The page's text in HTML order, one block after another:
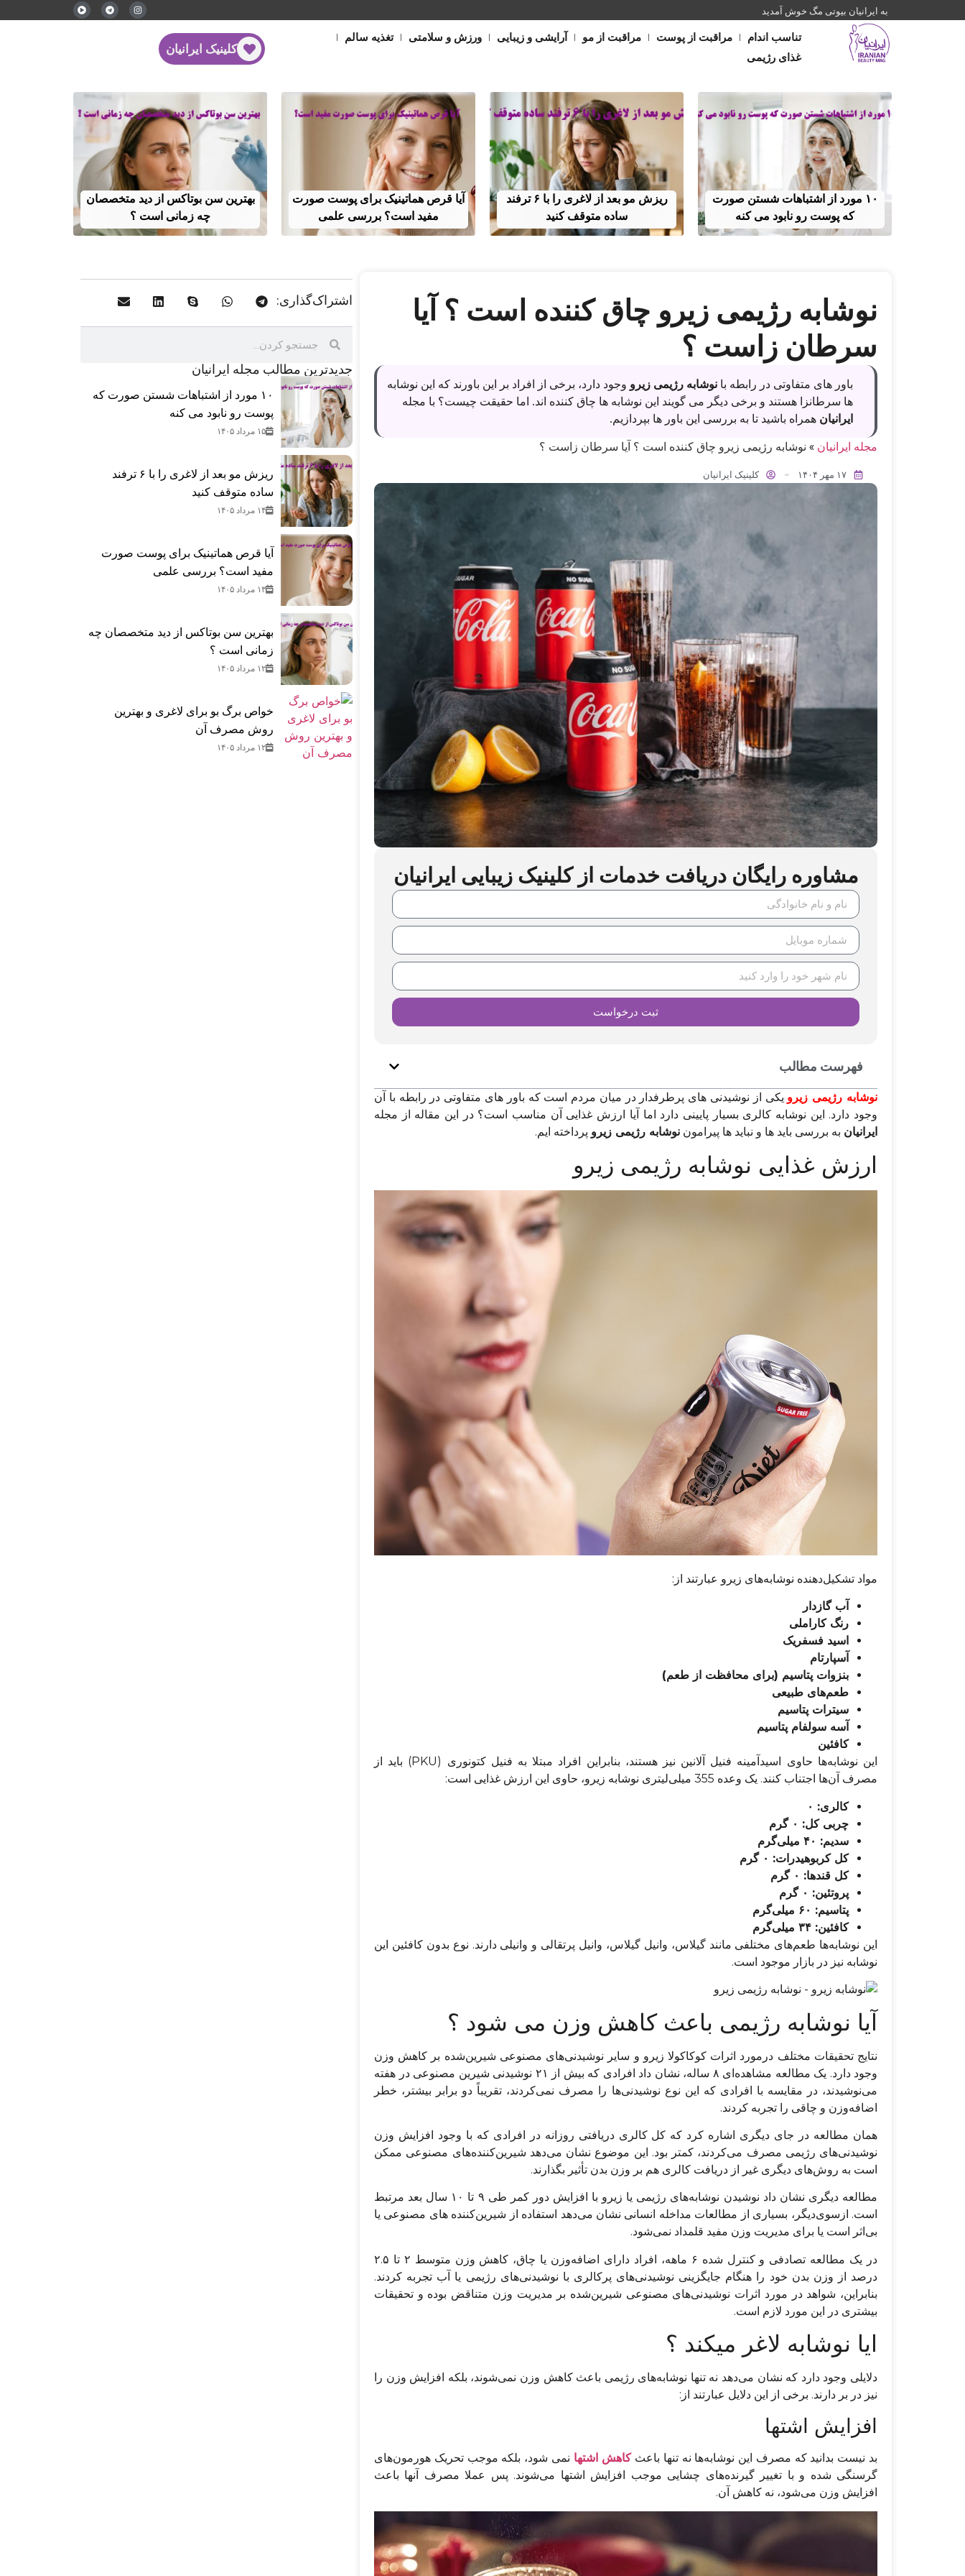
به ایرانیان بیوتی مگ خوش آمدید
تناسب اندام مراقبت از پوست مراقبت از مو آرایشی و زیبایی ورزش و سلامتی
تغذیه سالم
غذای رژیمی
کلینیک ایرانیان
۱۰ مورد از اشتباهات شستن صورت
که پوست رو نابود می کنه
ریزش مو بعد از لاغری را با ۶ ترفند
ساده متوقف کنید
آیا قرص هماتینیک برای پوست صورت
مفید است؟ بررسی علمی
بهترین سن بوتاکس از دید متخصصان
چه زمانی است ؟
نوشابه رژیمی زیرو چاق کننده است ؟ آیا
سرطان زاست ؟
باور های متفاوتی در رابطه با نوشابه رژیمی زیرو وجود دارد، برخی از افراد بر این باورند که این نوشابه
ها سرطانزا هستند و برخی دیگر می گویند این نوشابه ها چاق کننده اند. اما حقیقت چیست؟ با مجله
ایرانیان همراه باشید تا به بررسی این باور ها بپردازیم.
مجله ایرانیان » نوشابه رژیمی زیرو چاق کننده است ؟ آیا سرطان زاست ؟
۱۷ مهر ۱۴۰۴ کلینیک ایرانیان
مشاوره رایگان دریافت خدمات از کلینیک زیبایی ایرانیان
ثبت درخواست
فهرست مطالب
نوشابه رژیمی زیرو یکی از نوشیدنی های پرطرفدار در میان مردم است که باور های متفاوتی در رابطه با آن
وجود دارد. این نوشابه کالری بسیار پایینی دارد اما آیا ارزش غذایی آن مناسب است؟ در این مقاله از مجله
ایرانیان به بررسی باید ها و نباید ها پیرامون نوشابه رژیمی زیرو پرداخته ایم.
ارزش غذایی نوشابه رژیمی زیرو
مواد تشکیل‌دهنده نوشابه‌های زیرو عبارتند از:
آب گازدار
رنگ کاراملی
اسید فسفریک
آسپارتام
بنزوات پتاسیم (برای محافظت از طعم)
طعم‌های طبیعی
سیترات پتاسیم
آسه سولفام پتاسیم
کافئین
این نوشابه‌ها حاوی اسیدآمینه فنیل آلانین نیز هستند، بنابراین افراد مبتلا به فنیل کتونوری (PKU) باید از
مصرف آن‌ها اجتناب کنند. یک وعده 355 میلی‌لیتری نوشابه زیرو، حاوی این ارزش غذایی است:
کالری: ۰
چربی کل: ۰ گرم
سدیم: ۴۰ میلی‌گرم
کل کربوهیدرات: ۰ گرم
کل قندها: ۰ گرم
پروتئین: ۰ گرم
پتاسیم: ۶۰ میلی‌گرم
کافئین: ۳۴ میلی‌گرم
این نوشابه‌ها طعم‌های مختلفی مانند گیلاس، وانیل گیلاس، وانیل پرتقالی و وانیلی دارند. نوع بدون کافئین این
نوشابه نیز در بازار موجود است.
آیا نوشابه رژیمی باعث کاهش وزن می‌ شود ؟
نتایج تحقیقات مختلف درمورد اثرات کوکاکولا زیرو و سایر نوشیدنی‌های مصنوعی شیرین‌شده بر کاهش وزن
وجود دارد. یک مطالعه مشاهده‌ای ۸ ساله، نشان داد افرادی که بیش از ۲۱ نوشیدنی شیرین مصنوعی در هفته
می‌نوشیدند، در مقایسه با افرادی که این نوع نوشیدنی‌ها را مصرف نمی‌کردند، تقریباً دو برابر بیشتر، خطر
اضافه‌وزن و چاقی را تجربه کردند.
همان مطالعه در جای دیگری اشاره کرد که کل کالری دریافتی روزانه در افرادی که با وجود افزایش وزن
نوشیدنی‌های رژیمی مصرف می‌کردند، کمتر بود. این موضوع نشان می‌دهد شیرین‌کننده‌های مصنوعی ممکن
است به روش‌های دیگری غیر از دریافت کالری هم بر وزن بدن تأثیر بگذارند.
مطالعه دیگری نشان داد نوشیدن نوشابه‌های رژیمی یا زیرو با افزایش دور کمر طی ۹ تا ۱۰ سال بعد مرتبط
است. ازسوی‌دیگر، بسیاری از مطالعات مداخله انسانی نشان می‌دهد استفاده از شیرین‌کننده های مصنوعی یا
بی‌اثر است یا برای مدیریت وزن مفید قلمداد نمی‌شود.
در یک مطالعه تصادفی و کنترل شده ۶ ماهه، افراد دارای اضافه‌وزن یا چاق، کاهش وزن متوسط ​​۲ تا ۲.۵
درصد از وزن بدن خود را هنگام جایگزینی نوشیدنی‌های پرکالری با نوشیدنی‌های رژیمی یا آب تجربه کردند.
بنابراین، شواهد در مورد اثرات نوشیدنی‌های مصنوعی شیرین‌شده بر مدیریت وزن متناقض بوده و تحقیقات
بیشتری در این مورد لازم است.
ایا نوشابه لاغر میکند ؟
دلایلی وجود دارد که نشان می‌دهد نه تنها نوشابه‌های رژیمی باعث کاهش وزن نمی‌شوند، بلکه افزایش وزن را
نیز در بر دارند. برخی از این دلایل عبارتند از:
افزایش اشتها
بد نیست بدانید که مصرف این نوشابه‌ها نه تنها باعثکاهش اشتها نمی شود، بلکه موجب تحریک هورمون‌های
گرسنگی شده و با تغییر گیرنده‌های چشایی موجب افزایش اشتها می‌شوند. پس عملا مصرف آنها باعث
افزایش وزن می‌شود، نه کاهش آن.
اشتراک‌گذاری:
جدید‌ترین مطالب مجله ایرانیان
۱۰ مورد از اشتباهات شستن صورت که
پوست رو نابود می کنه
۱۵ مرداد ۱۴۰۵
ریزش مو بعد از لاغری را با ۶ ترفند
ساده متوقف کنید
۱۴ مرداد ۱۴۰۵
آیا قرص هماتینیک برای پوست صورت
مفید است؟ بررسی علمی
۱۳ مرداد ۱۴۰۵
بهترین سن بوتاکس از دید متخصصان چه
زمانی است ؟
۱۲ مرداد ۱۴۰۵
خواص برگ بو برای لاغری و بهترین
روش مصرف آن
۱۲ مرداد ۱۴۰۵